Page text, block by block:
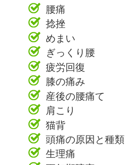
腰痛
捻挫
めまい
ぎっくり腰
疲労回復
膝の痛み
産後の腰痛て
肩こり
猫背
頭痛の原因と種類
生理痛